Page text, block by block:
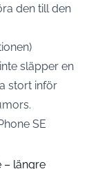
den till den
släpper en
stort inför
.
SE
– längre